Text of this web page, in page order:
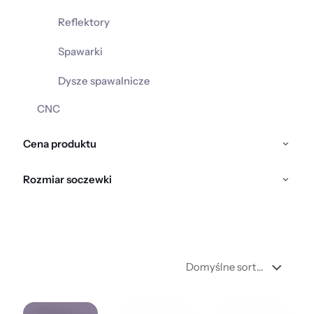
Reflektory
Spawarki
Dysze spawalnicze
CNC
Cena produktu
Rozmiar soczewki